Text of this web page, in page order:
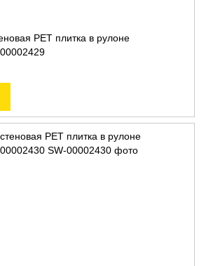
PET плитка в рулоне